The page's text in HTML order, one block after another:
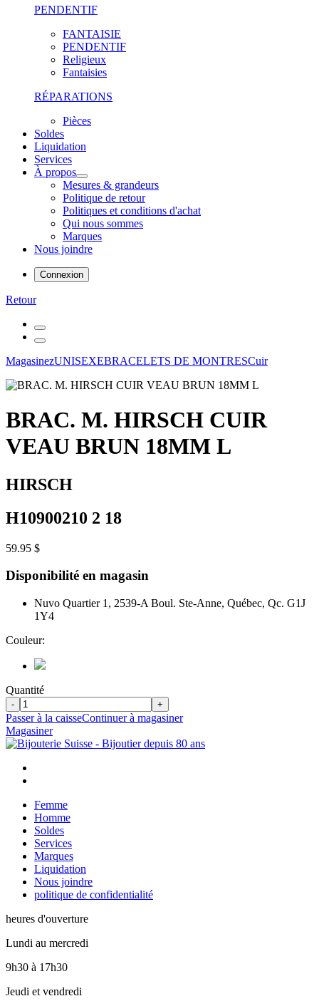
PENDENTIF
FANTAISIE
PENDENTIF
Religieux
Fantaisies
RÉPARATIONS
Pièces
Soldes
Liquidation
Services
À propos
Mesures & grandeurs
Politique de retour
Politiques et conditions d'achat
Qui nous sommes
Marques
Nous joindre
Connexion
Retour
MagasinezUNISEXEBRACELETS DE MONTRESCuir
BRAC. M. HIRSCH CUIR
VEAU BRUN 18MM L
HIRSCH
H10900210 2 18
59.95 $
Disponibilité en magasin
Nuvo Quartier 1, 2539-A Boul. Ste-Anne, Québec, Qc. G1J
1Y4
Couleur:
Quantité
- +
Passer à la caisseContinuer à magasiner
Magasiner
Femme
Homme
Soldes
Services
Marques
Liquidation
Nous joindre
politique de confidentialité
heures d'ouverture
Lundi au mercredi
9h30 à 17h30
Jeudi et vendredi